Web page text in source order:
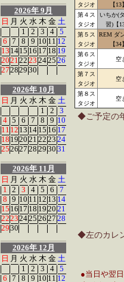
タジオ
【
第４ス
タジオ
いちか(
習)【
第５ス
タジオ
REM ダ
【
第６ス
タジオ
空
第７ス
タジオ
空
第８ス
タジオ
空
◆ご予定の
◆左のカレ
●当日や翌
2026年 9月
日 月 火 水 木 金 土
1
2 3 4
5
6 7 8 9 10 11 12
131415 16 17 18 19
2021 22 23 2425 26
272829 30
2026年 10月
日 月 火 水 木 金 土
1
2
3
4 5 6 7 8 9 10
11 12 13 14 15 16 17
181920 21 22 23 24
252627 28 29 30 31
2026年 11月
日 月 火 水 木 金 土
1
2 3 4 5 6
7
8 9 10 11 12 13 14
1516 17 18 19 20 21
22232425 26 27 28
2930
2026年 12月
日 月 火 水 木 金 土
1
2 3 4
5
6 7 8 9 10 11 12